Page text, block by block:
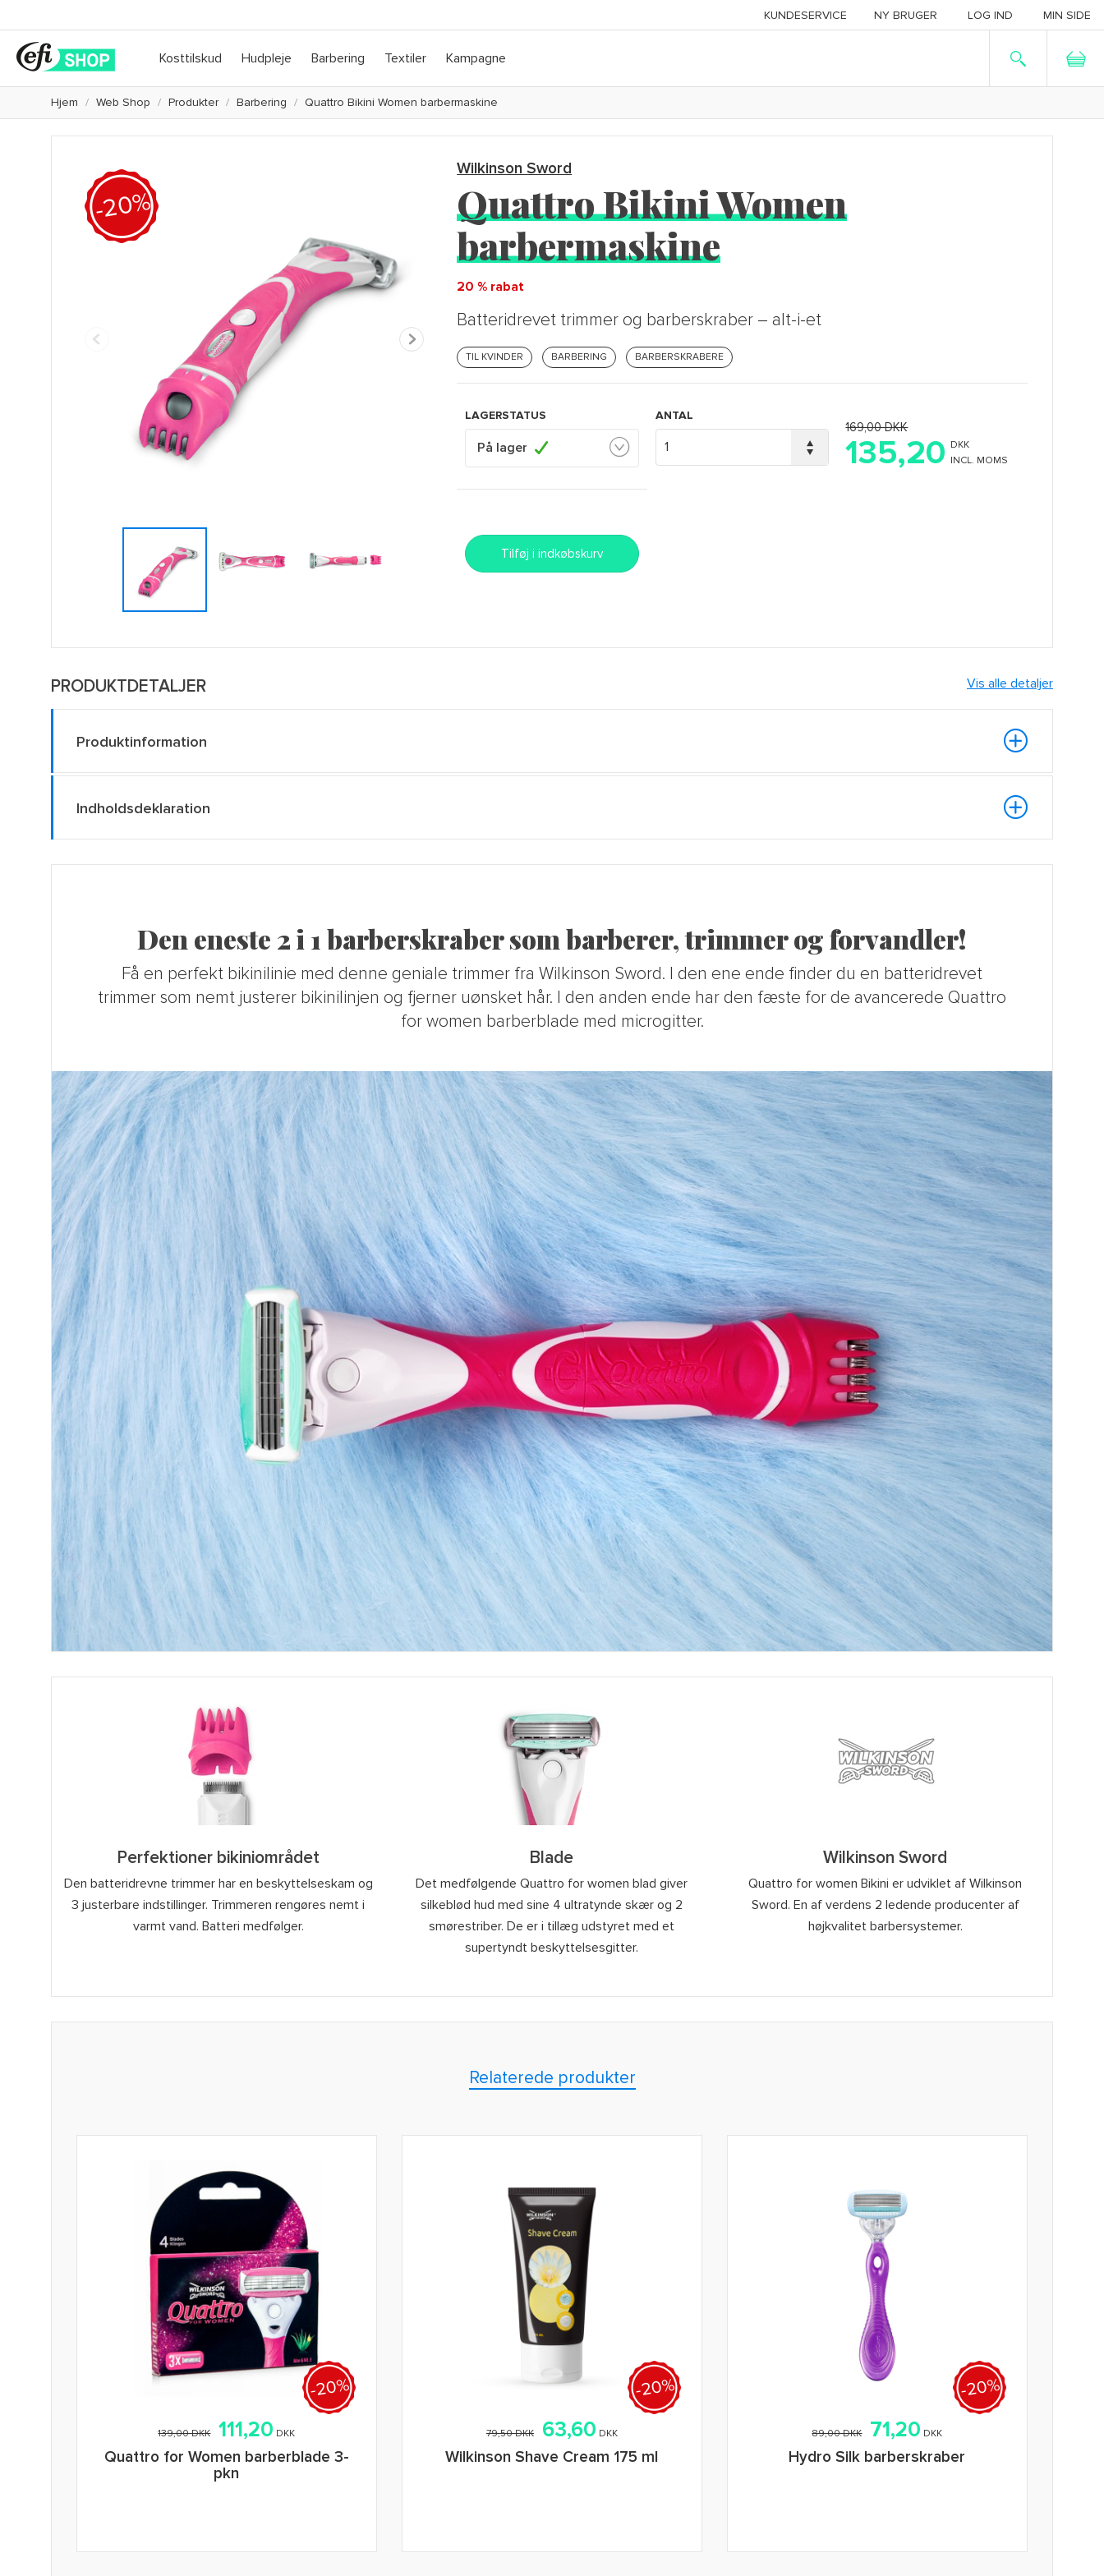
KUNDESERVICE NY BRUGER LOG IND MIN SIDE
Kosttilskud Hudpleje Barbering Textiler Kampagne
Hjem Web Shop Produkter Barbering Quattro Bikini Women barbermaskine
Wilkinson Sword
Quattro Bikini Women
barbermaskine
20 % rabat
Batteridrevet trimmer og barberskraber – alt-i-et
TIL KVINDER BARBERING BARBERSKRABERE
-20%
LAGERSTATUS
På lager
ANTAL
169,00 DKK
135,20 DKK
INCL. MOMS
Tilføj i indkøbskurv
PRODUKTDETALJER Vis alle detaljer
Produktinformation
Indholdsdeklaration
Den eneste 2 i 1 barberskraber som barberer, trimmer og forvandler!
Få en perfekt bikinilinie med denne geniale trimmer fra Wilkinson Sword. I den ene ende finder du en batteridrevet
trimmer som nemt justerer bikinilinjen og fjerner uønsket hår. I den anden ende har den fæste for de avancerede Quattro
for women barberblade med microgitter.
Perfektioner bikiniområdet
Den batteridrevne trimmer har en beskyttelseskam og
3 justerbare indstillinger. Trimmeren rengøres nemt i
varmt vand. Batteri medfølger.
Blade
Det medfølgende Quattro for women blad giver
silkeblød hud med sine 4 ultratynde skær og 2
smørestriber. De er i tillæg udstyret med et
supertyndt beskyttelsesgitter.
Wilkinson Sword
Quattro for women Bikini er udviklet af Wilkinson
Sword. En af verdens 2 ledende producenter af
højkvalitet barbersystemer.
Relaterede produkter
-20%
139,00 DKK 111,20 DKK
Quattro for Women barberblade 3-
pkn
-20%
79,50 DKK 63,60 DKK
Wilkinson Shave Cream 175 ml
-20%
89,00 DKK 71,20 DKK
Hydro Silk barberskraber